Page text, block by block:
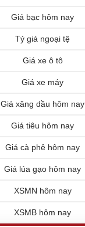
Giá bạc hôm nay
Tỷ giá ngoại tệ
Giá xe ô tô
Giá xe máy
Giá xăng dầu hôm nay
Giá tiêu hôm nay
Giá cà phê hôm nay
Giá lúa gạo hôm nay
XSMN hôm nay
XSMB hôm nay